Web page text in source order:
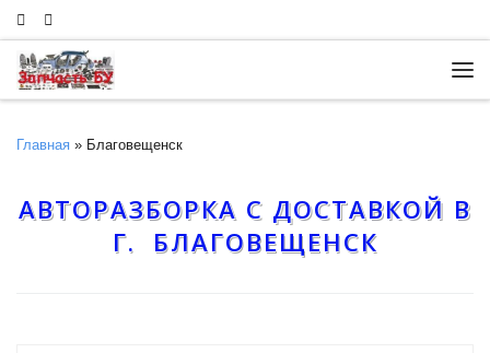
Skip to content
Главная » Благовещенск
АВТОРАЗБОРКА С ДОСТАВКОЙ В
Г. БЛАГОВЕЩЕНСК